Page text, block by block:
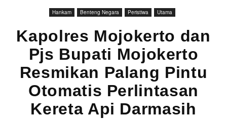
Hankam Benteng Negara Peristiwa Utama
Kapolres Mojokerto dan
Pjs Bupati Mojokerto
Resmikan Palang Pintu
Otomatis Perlintasan
Kereta Api Darmasih